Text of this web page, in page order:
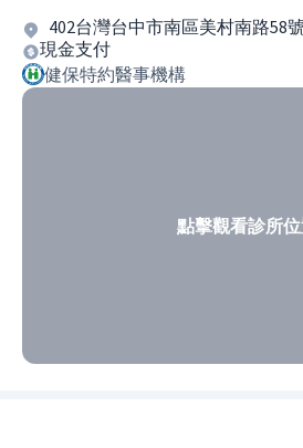
402台灣台中市南區美村南路58號
現金支付
健保特約醫事機構
點擊觀看診所